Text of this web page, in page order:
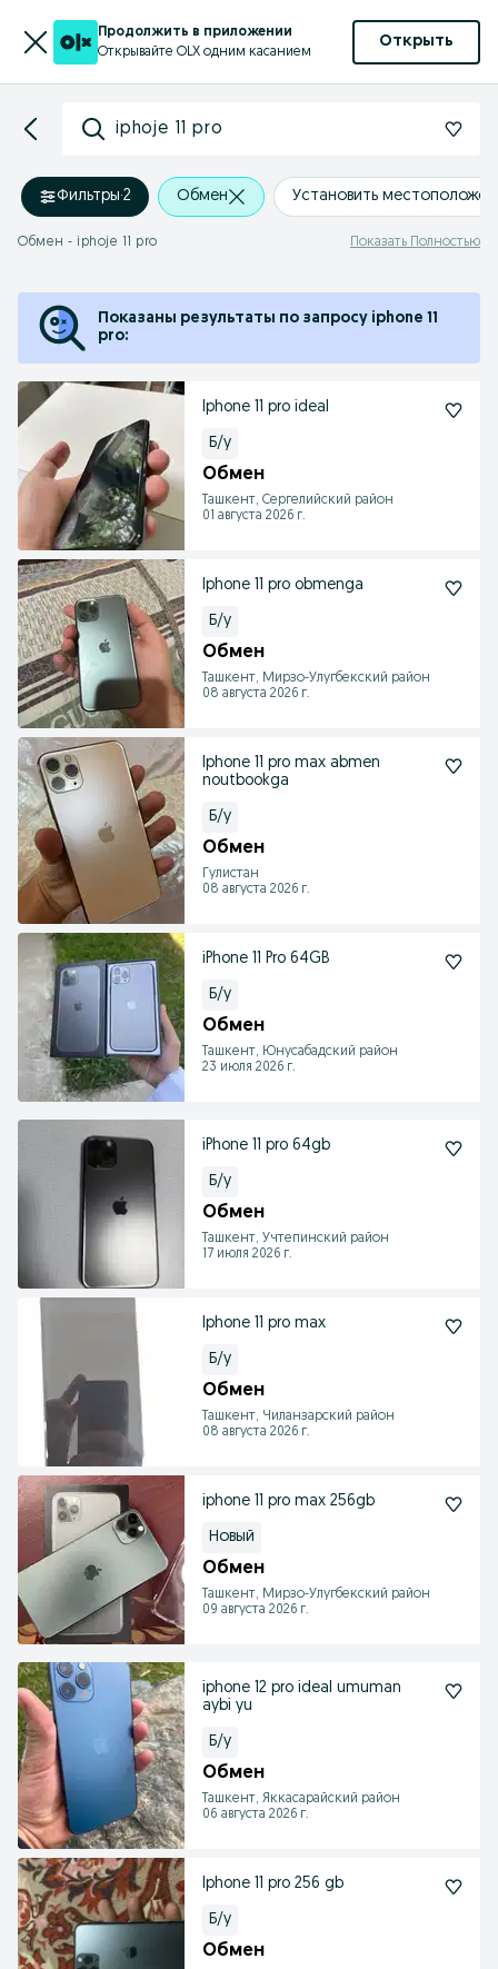
Продолжить в приложении
Открывайте OLX одним касанием
Открыть
iphoje 11 pro
Фильтры·2 Обмен Установить
Обмен - iphoje 11 pro Показать Полностью
Показаны результаты по запросу iphone 11
pro:
Iphone 11 pro ideal
Б/у
Обмен
Ташкент, Сергелийский район
01 августа 2026 г.
Iphone 11 pro obmenga
Б/у
Обмен
Ташкент, Мирзо-Улугбекский район
08 августа 2026 г.
Iphone 11 pro max abmen
noutbookga
Б/у
Обмен
Гулистан
08 августа 2026 г.
iPhone 11 Pro 64GB
Б/у
Обмен
Ташкент, Юнусабадский район
23 июля 2026 г.
iPhone 11 pro 64gb
Б/у
Обмен
Ташкент, Учтепинский район
17 июля 2026 г.
Iphone 11 pro max
Б/у
Обмен
Ташкент, Чиланзарский район
08 августа 2026 г.
iphone 11 pro max 256gb
Новый
Обмен
Ташкент, Мирзо-Улугбекский район
09 августа 2026 г.
iphone 12 pro ideal umuman
aybi yu
Б/у
Обмен
Ташкент, Яккасарайский район
06 августа 2026 г.
Iphone 11 pro 256 gb
Б/у
Обмен